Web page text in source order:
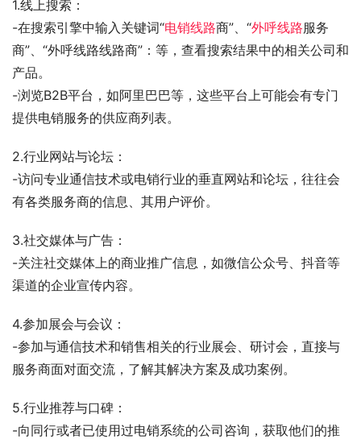
1.线上搜索：
-在搜索引擎中输入关键词“电销线路商”、“外呼线路服务
商”、“外呼线路线路商”：等，查看搜索结果中的相关公司和
产品。
-浏览B2B平台，如阿里巴巴等，这些平台上可能会有专门
提供电销服务的供应商列表。
2.行业网站与论坛：
-访问专业通信技术或电销行业的垂直网站和论坛，往往会
有各类服务商的信息、其用户评价。
3.社交媒体与广告：
-关注社交媒体上的商业推广信息，如微信公众号、抖音等
渠道的企业宣传内容。
4.参加展会与会议：
-参加与通信技术和销售相关的行业展会、研讨会，直接与
服务商面对面交流，了解其解决方案及成功案例。
5.行业推荐与口碑：
-向同行或者已使用过电销系统的公司咨询，获取他们的推